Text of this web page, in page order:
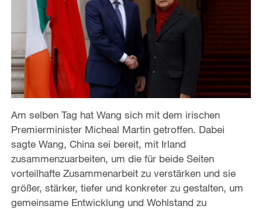
Am selben Tag hat Wang sich mit dem irischen
Premierminister Micheal Martin getroffen. Dabei
sagte Wang, China sei bereit, mit Irland
zusammenzuarbeiten, um die für beide Seiten
vorteilhafte Zusammenarbeit zu verstärken und sie
größer, stärker, tiefer und konkreter zu gestalten, um
gemeinsame Entwicklung und Wohlstand zu